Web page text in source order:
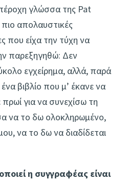
γλώσσα της Pat
απολαυστικές
που είχα την τύχη να
παρεξηγηθώ: Δεν
εγχείρημα, αλλά, παρά
βιβλίο που μ’ έκανε να
για να συνεχίσω τη
να το δω ολοκληρωμένο,
να το δω να διαδίδεται
η συγγραφέας είναι